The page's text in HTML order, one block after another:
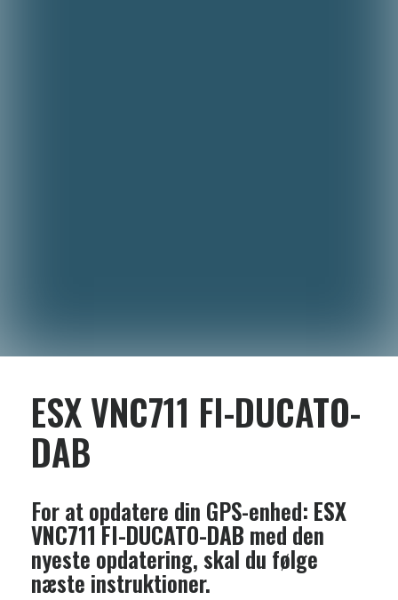
ESX VNC711 FI-DUCATO-
DAB
For at opdatere din GPS-enhed: ESX
VNC711 FI-DUCATO-DAB med den
nyeste opdatering, skal du følge
næste instruktioner.